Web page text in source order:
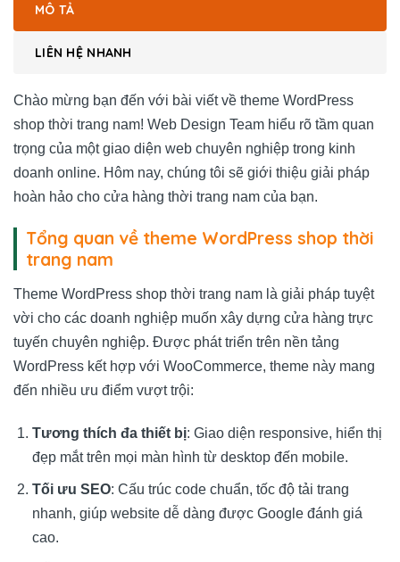
MÔ TẢ
LIÊN HỆ NHANH
Chào mừng bạn đến với bài viết về theme WordPress
shop thời trang nam! Web Design Team hiểu rõ tầm quan
trọng của một giao diện web chuyên nghiệp trong kinh
doanh online. Hôm nay, chúng tôi sẽ giới thiệu giải pháp
hoàn hảo cho cửa hàng thời trang nam của bạn.
Tổng quan về theme WordPress shop thời
trang nam
Theme WordPress shop thời trang nam là giải pháp tuyệt
vời cho các doanh nghiệp muốn xây dựng cửa hàng trực
tuyến chuyên nghiệp. Được phát triển trên nền tảng
WordPress kết hợp với WooCommerce, theme này mang
đến nhiều ưu điểm vượt trội:
Tương thích đa thiết bị: Giao diện responsive, hiển thị
đẹp mắt trên mọi màn hình từ desktop đến mobile.
Tối ưu SEO: Cấu trúc code chuẩn, tốc độ tải trang
nhanh, giúp website dễ dàng được Google đánh giá
cao.